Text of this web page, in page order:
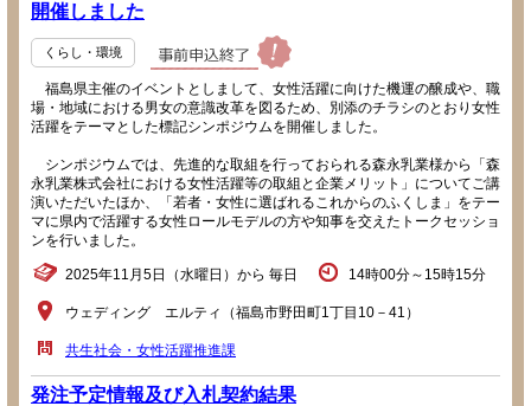
開催しました
くらし・環境
福島県主催のイベントとしまして、女性活躍に向けた機運の醸成や、職
場・地域における男女の意識改革を図るため、別添のチラシのとおり女性
活躍をテーマとした標記シンポジウムを開催しました。
シンポジウムでは、先進的な取組を行っておられる森永乳業様から「森
永乳業株式会社における女性活躍等の取組と企業メリット」についてご講
演いただいたほか、「若者・女性に選ばれるこれからのふくしま」をテー
マに県内で活躍する女性ロールモデルの方や知事を交えたトークセッショ
ンを行いました。
2025年11月5日（水曜日）から 毎日 14時00分～15時15分
ウェディング エルティ（福島市野田町1丁目10－41）
共生社会・女性活躍推進課
発注予定情報及び入札契約結果